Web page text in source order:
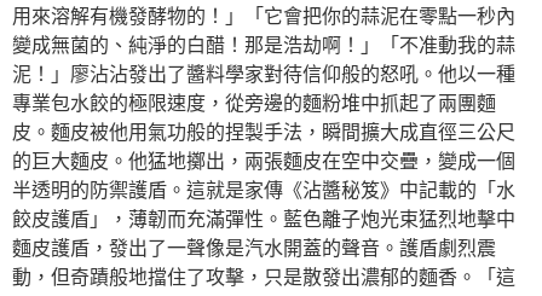
用來溶解有機發酵物的！」「它會把你的蒜泥在零點一秒內
變成無菌的、純淨的白醋！那是浩劫啊！」「不准動我的蒜
泥！」廖沾沾發出了醬料學家對待信仰般的怒吼。他以一種
專業包水餃的極限速度，從旁邊的麵粉堆中抓起了兩團麵
皮。麵皮被他用氣功般的捏製手法，瞬間擴大成直徑三公尺
的巨大麵皮。他猛地擲出，兩張麵皮在空中交疊，變成一個
半透明的防禦護盾。這就是家傳《沾醬秘笈》中記載的「水
餃皮護盾」，薄韌而充滿彈性。藍色離子炮光束猛烈地擊中
麵皮護盾，發出了一聲像是汽水開蓋的聲音。護盾劇烈震
動，但奇蹟般地擋住了攻擊，只是散發出濃郁的麵香。「這